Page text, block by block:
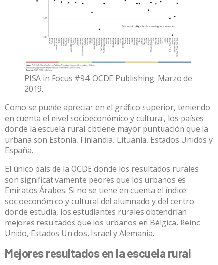
PISA in Focus #94. OCDE Publishing. Marzo de
2019.
Como se puede apreciar en el gráfico superior, teniendo
en cuenta el nivel socioeconómico y cultural, los países
donde la escuela rural obtiene mayor puntuación que la
urbana son Estonia, Finlandia, Lituania, Estados Unidos y
España.
El único país de la OCDE donde los resultados rurales
son significativamente peores que los urbanos es
Emiratos Árabes. Si no se tiene en cuenta el índice
socioeconómico y cultural del alumnado y del centro
donde estudia, los estudiantes rurales obtendrían
mejores resultados que los urbanos en Bélgica, Reino
Unido, Estados Unidos, Israel y Alemania.
Mejores resultados en la escuela rural